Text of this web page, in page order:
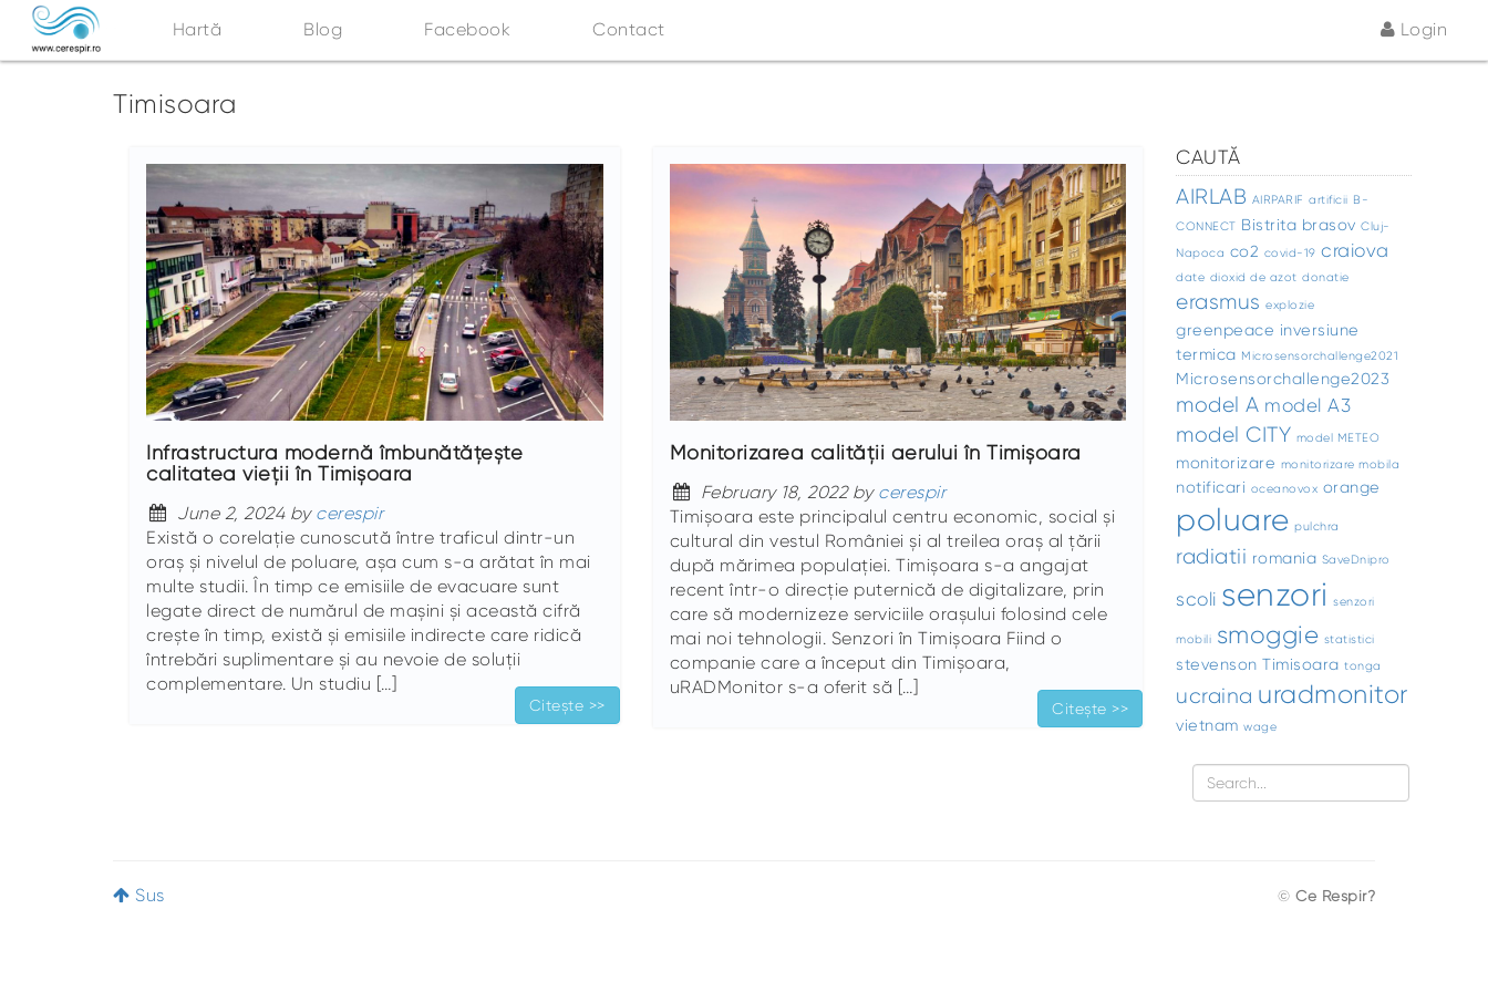
Hartă Blog Facebook Contact Login
Timisoara
Infrastructura modernă îmbunătățește
calitatea vieții în Timișoara
June 2, 2024 by cerespir
Există o corelație cunoscută între traficul dintr-un
oraș și nivelul de poluare, așa cum s-a arătat în mai
multe studii. În timp ce emisiile de evacuare sunt
legate direct de numărul de mașini și această cifră
crește în timp, există și emisiile indirecte care ridică
întrebări suplimentare și au nevoie de soluții
complementare. Un studiu […]
Citește >>
Monitorizarea calității aerului în Timișoara
February 18, 2022 by cerespir
Timișoara este principalul centru economic, social și
cultural din vestul României și al treilea oraș al țării
după mărimea populației. Timișoara s-a angajat
recent într-o direcție puternică de digitalizare, prin
care să modernizeze serviciile orașului folosind cele
mai noi tehnologii. Senzori în Timișoara Fiind o
companie care a început din Timișoara,
uRADMonitor s-a oferit să […]
Citește >>
CAUTĂ
AIRLAB AIRPARIF artificii B-
CONNECT Bistrita brasov Cluj-
Napoca co2 covid-19 craiova
date dioxid de azot donatie
erasmus explozie
greenpeace inversiune
termica Microsensorchallenge2021
Microsensorchallenge2023
model A model A3
model CITY model METEO
monitorizare monitorizare mobila
notificari oceanovox orange
poluare pulchra
radiatii romania SaveDnipro
scoli senzori senzori
mobili smoggie statistici
stevenson Timisoara tonga
ucraina uradmonitor
vietnam wage
Sus © Ce Respir?